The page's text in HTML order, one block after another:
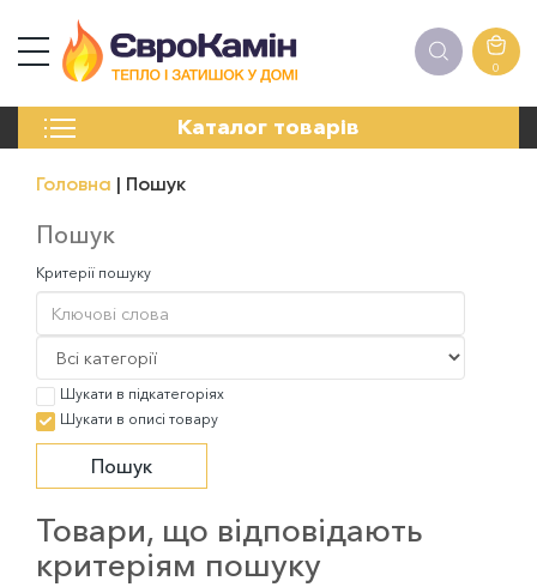
0
Каталог товарів
ПЕЧІ
ЕЛЕКТРОКАМІНИ
АКСЕСУАРИ
ХІМІЯ
ЕНЕРГОСИСТЕМИ
Головна Пошук
Пошук
Критерії пошуку
Шукати в підкатегоріях
Шукати в описі товару
Товари, що відповідають
критеріям пошуку